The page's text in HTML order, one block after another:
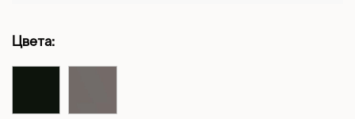
Цвета: